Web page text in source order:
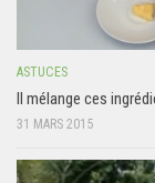
ASTUCES
Il mélange ces
31 MARS 2015